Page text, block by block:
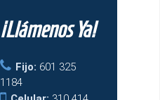
¡Llámenos Ya!
Fijo: 601 325
1184